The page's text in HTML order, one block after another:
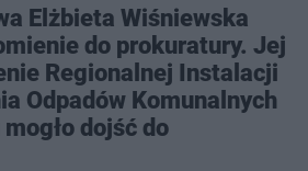
Elżbieta Wiśniewska
do prokuratury. Jej
Regionalnej Instalacji
Odpadów Komunalnych
dojść do